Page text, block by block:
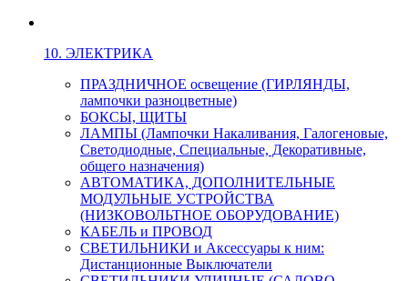
10. ЭЛЕКТРИКА
ПРАЗДНИЧНОЕ освещение (ГИРЛЯНДЫ,
лампочки разноцветные)
БОКСЫ, ЩИТЫ
ЛАМПЫ (Лампочки Накаливания, Галогеновые,
Светодиодные, Специальные, Декоративные,
общего назначения)
АВТОМАТИКА, ДОПОЛНИТЕЛЬНЫЕ
МОДУЛЬНЫЕ УСТРОЙСТВА
(НИЗКОВОЛЬТНОЕ ОБОРУДОВАНИЕ)
КАБЕЛЬ и ПРОВОД
СВЕТИЛЬНИКИ и Аксессуары к ним:
Дистанционные Выключатели